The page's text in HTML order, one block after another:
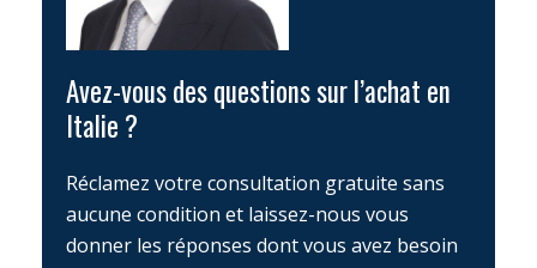
Avez-vous des questions sur l’achat en
Italie ?
Réclamez votre consultation gratuite sans
aucune condition et laissez-nous vous
donner les réponses dont vous avez besoin